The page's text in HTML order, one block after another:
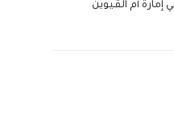
أم القيوين